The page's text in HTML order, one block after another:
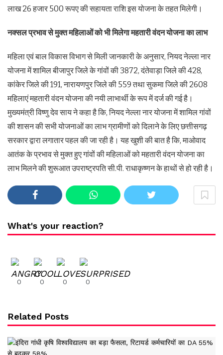
लाख 26 हजार 500 रूपए की सहायता राशि इस योजना के तहत मिलेगी।
नक्सल प्रभाव से मुक्त महिलाओं को भी मिलेगा महतारी वंदन योजना का लाभ
महिला एवं बाल विकास विभाग से मिली जानकारी के अनुसार, नियद नेल्ला नार
योजना में शामिल बीजापुर जिले के गांवों की 3872, दंतेवाड़ा जिले की 428,
कांकेर जिले की 191, नारायणपुर जिले की 559 तथा सुकमा जिले की 2608
महिलाएं महतारी वंदन योजना की नयी लाभार्थी के रूप में दर्ज की गई है।
मुख्यमंत्री विष्णु देव साय ने कहा है कि, नियद नेल्ला नार योजना में शामिल गांवों
की शासन की सभी योजनाओं का लाभ ग्रामीणों को दिलाने के लिए छत्तीसगढ़
सरकार द्वारा लगातार पहल की जा रही है। यह खुशी की बात है कि, माओवाद
आतंक के प्रभाव से मुक्त हुए गांवों की महिलाओं को महतारी वंदन योजना का
लाभ मिलने की शुरूआत उपराष्ट्रपति सी.पी. राधाकृष्णन के हाथों से हो रही है।
What's your reaction?
0 0 0 0
Related Posts